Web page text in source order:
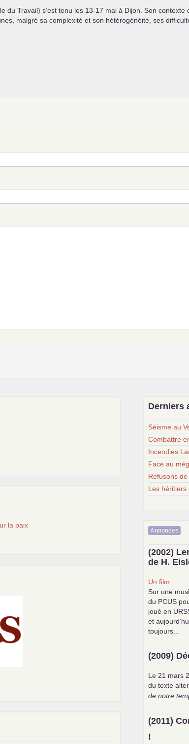
du Travail) s’est tenu les 13-17 mai à Dijon. Son
malgré sa complexité et son hétérogénéité, ses
la paix
Derniers
Séisme au
Combattre
Incendies
Face au
Refusons
Les
Annonces
(2002)
de H.
Un film
Sur une
du PCUS
joué en
et
toujours...
(2009)
Le 21 mars
du texte
de notre
(2011)
!